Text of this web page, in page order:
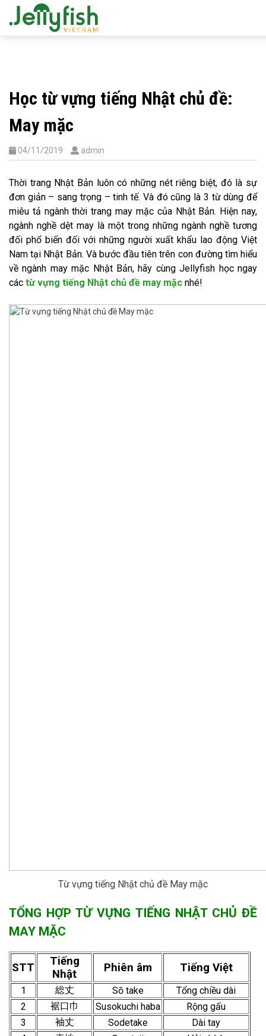
Học từ vựng tiếng Nhật chủ đề:
May mặc
04/11/2019 admin
Thời trang Nhật Bản luôn có những nét riêng biệt, đó là sự
đơn giản – sang trọng – tinh tế. Và đó cũng là 3 từ dùng để
miêu tả ngành thời trang may mặc của Nhật Bản. Hiện nay,
ngành nghề dệt may là một trong những ngành nghề tương
đối phổ biến đối với những người xuất khẩu lao động Việt
Nam tại Nhật Bản. Và bước đầu tiên trên con đường tìm hiểu
về ngành may mặc Nhật Bản, hãy cùng Jellyfish học ngay
các từ vựng tiếng Nhật chủ đề may mặc nhé!
Từ vựng tiếng Nhật chủ đề May mặc
TỔNG HỢP TỪ VỰNG TIẾNG NHẬT CHỦ ĐỀ
MAY MẶC
STT
Tiếng
Nhật
Phiên âm Tiếng Việt
1 総丈 Sō take
Tổng chiều dài
2
裾口巾 Susokuchi haba
Rộng gấu
3
袖丈 Sodetake
Dài tay